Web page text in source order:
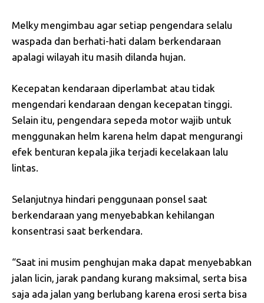
Melky mengimbau agar setiap pengendara selalu
waspada dan berhati-hati dalam berkendaraan
apalagi wilayah itu masih dilanda hujan.
Kecepatan kendaraan diperlambat atau tidak
mengendari kendaraan dengan kecepatan tinggi.
Selain itu, pengendara sepeda motor wajib untuk
menggunakan helm karena helm dapat mengurangi
efek benturan kepala jika terjadi kecelakaan lalu
lintas.
Selanjutnya hindari penggunaan ponsel saat
berkendaraan yang menyebabkan kehilangan
konsentrasi saat berkendara.
“Saat ini musim penghujan maka dapat menyebabkan
jalan licin, jarak pandang kurang maksimal, serta bisa
saja ada jalan yang berlubang karena erosi serta bisa